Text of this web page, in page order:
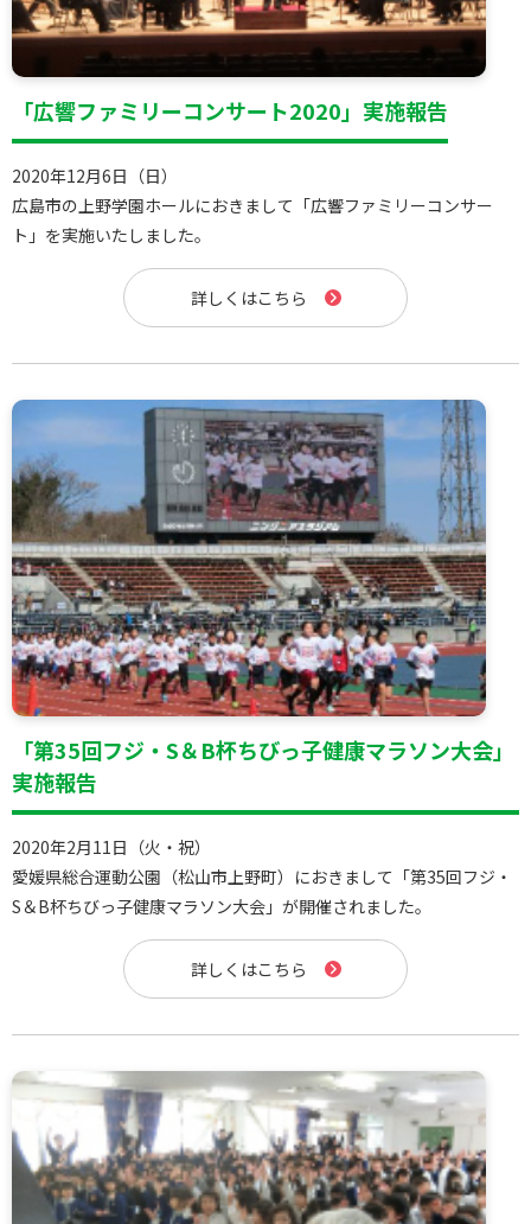
「広響ファミリーコンサート2020」実施報告
2020年12月6日（日）
広島市の上野学園ホールにおきまして「広響ファミリーコンサー
ト」を実施いたしました。
詳しくはこちら
「第35回フジ・S＆B杯ちびっ子健康マラソン大会」
実施報告
2020年2月11日（火・祝）
愛媛県総合運動公園（松山市上野町）におきまして「第35回フジ・
S＆B杯ちびっ子健康マラソン大会」が開催されました。
詳しくはこちら